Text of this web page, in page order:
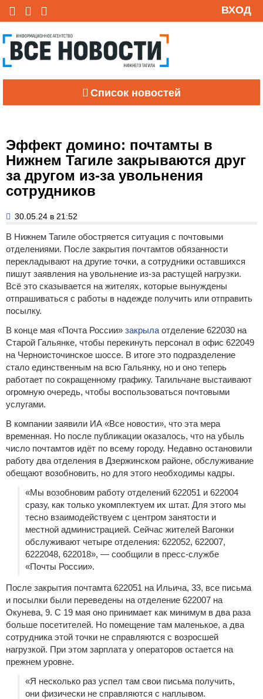
ВХОД
Список новостей
Эффект домино: почтамты в
Нижнем Тагиле закрываются друг
за другом из-за увольнения
сотрудников
30.05.24 в 21:52
В Нижнем Тагиле обостряется ситуация с почтовыми
отделениями. После закрытия почтамтов обязанности
перекладывают на другие точки, а сотрудники оставшихся
пишут заявления на увольнение из-за растущей нагрузки.
Всё это сказывается на жителях, которые вынуждены
отпрашиваться с работы в надежде получить или отправить
посылку.
В конце мая «Почта России» закрыла отделение 622030 на
Старой Гальянке, чтобы перекинуть персонал в офис 622049
на Черноисточинское шоссе. В итоге это подразделение
стало единственным на всю Гальянку, но и оно теперь
работает по сокращенному графику. Тагильчане выстаивают
огромную очередь, чтобы воспользоваться почтовыми
услугами.
В компании заявили ИА «Все новости», что эта мера
временная. Но после публикации оказалось, что на убыль
число почтамтов идёт по всему городу. Недавно остановили
работу два отделения в Дзержинском районе, обслуживание
обещают возобновить, но для этого необходимы кадры.
«Мы возобновим работу отделений 622051 и 622004
сразу, как только укомплектуем их штат. Для этого мы
тесно взаимодействуем с центром занятости и
местной администрацией. Сейчас жителей Вагонки
обслуживают четыре отделения: 622052, 622007,
6222048, 622018», — сообщили в пресс-службе
«Почты России».
После закрытия почтамта 622051 на Ильича, 33, все письма
и посылки были переведены на отделение 622007 на
Окунева, 9. С 19 мая оно принимает как минимум в два раза
больше посетителей. Но помещение там маленькое, а два
сотрудника этой точки не справляются с возросшей
нагрузкой. При этом зарплата у операторов остается на
прежнем уровне.
«Я несколько раз успел там свои письма получить,
они физически не справляются с наплывом.